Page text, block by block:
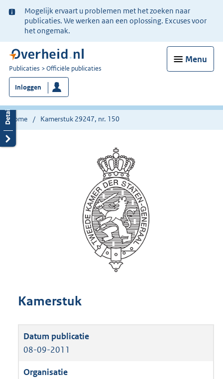
Ter
informatie:
Mogelijk ervaart u problemen met het zoeken naar
publicaties. We werken aan een oplossing. Excuses voor
het ongemak.
Menu
U
bent
nu
hier:
Publicaties Officiële publicaties
Inloggen
Home Kamerstuk 29247, nr. 150
Kamerstuk
08-09-2011